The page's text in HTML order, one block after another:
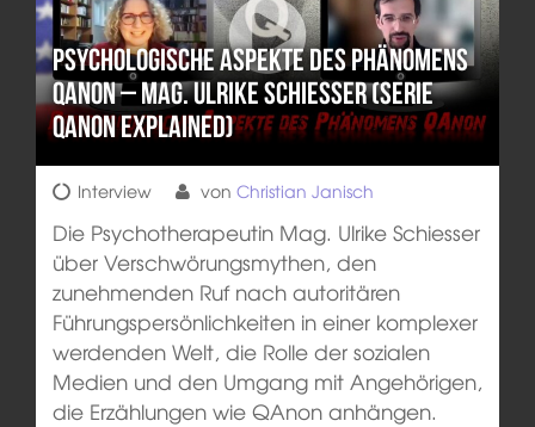
Psychologische Aspekte des Phänomens
QAnon – Mag. Ulrike Schiesser (Serie
QAnon Explained)
Interview von Christian Janisch
Die Psychotherapeutin Mag. Ulrike Schiesser
über Verschwörungsmythen, den
zunehmenden Ruf nach autoritären
Führungspersönlichkeiten in einer komplexer
werdenden Welt, die Rolle der sozialen
Medien und den Umgang mit Angehörigen,
die Erzählungen wie QAnon anhängen.